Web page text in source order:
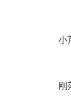
小
刚